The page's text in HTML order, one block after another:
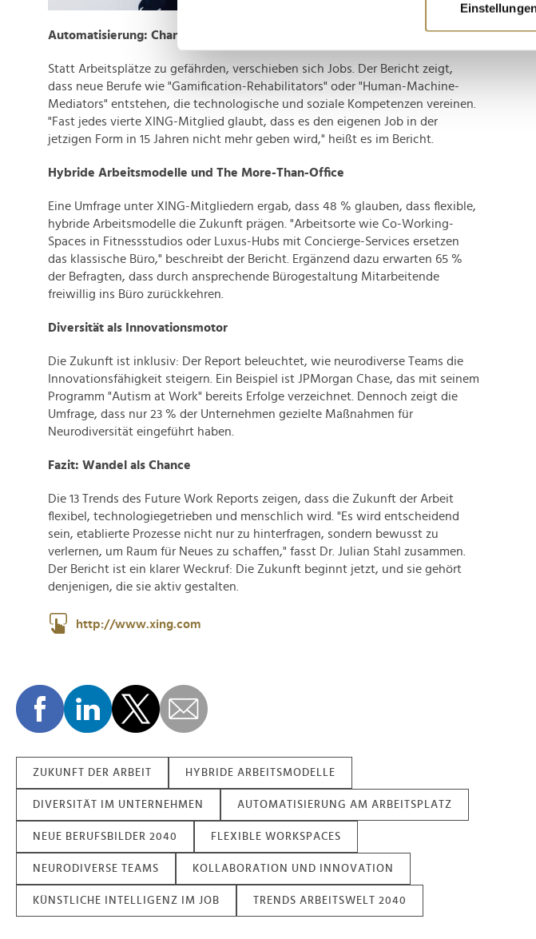
Erfahren Sie mehr darüber, wie Ihre persönlichen Daten
Wir verwenden Cookies, um Inhalte und Anzeigen zu
Website an unsere Partner für soziale Medien, Werbung
möglicherweise mit weiteren Daten zusammen, die Sie
Automatisierung: Chancen durch neue Berufsbilder
Statt Arbeitsplätze zu gefährden, verschieben sich Jobs. Der Bericht zeigt,
dass neue Berufe wie "Gamification-Rehabilitators" oder "Human-Machine-
Mediators" entstehen, die technologische und soziale Kompetenzen vereinen.
"Fast jedes vierte XING-Mitglied glaubt, dass es den eigenen Job in der
jetzigen Form in 15 Jahren nicht mehr geben wird," heißt es im Bericht.
Hybride Arbeitsmodelle und The More-Than-Office
Eine Umfrage unter XING-Mitgliedern ergab, dass 48 % glauben, dass flexible,
hybride Arbeitsmodelle die Zukunft prägen. "Arbeitsorte wie Co-Working-
Spaces in Fitnessstudios oder Luxus-Hubs mit Concierge-Services ersetzen
das klassische Büro," beschreibt der Bericht. Ergänzend dazu erwarten 65 %
der Befragten, dass durch ansprechende Bürogestaltung Mitarbeitende
freiwillig ins Büro zurückkehren.
Diversität als Innovationsmotor
Die Zukunft ist inklusiv: Der Report beleuchtet, wie neurodiverse Teams die
Innovationsfähigkeit steigern. Ein Beispiel ist JPMorgan Chase, das mit seinem
Programm "Autism at Work" bereits Erfolge verzeichnet. Dennoch zeigt die
Umfrage, dass nur 23 % der Unternehmen gezielte Maßnahmen für
Neurodiversität eingeführt haben.
Fazit: Wandel als Chance
Die 13 Trends des Future Work Reports zeigen, dass die Zukunft der Arbeit
flexibel, technologiegetrieben und menschlich wird. "Es wird entscheidend
sein, etablierte Prozesse nicht nur zu hinterfragen, sondern bewusst zu
verlernen, um Raum für Neues zu schaffen," fasst Dr. Julian Stahl zusammen.
Der Bericht ist ein klarer Weckruf: Die Zukunft beginnt jetzt, und sie gehört
denjenigen, die sie aktiv gestalten.
http://www.xing.com
ZUKUNFT DER ARBEIT HYBRIDE ARBEITSMODELLE
DIVERSITÄT IM UNTERNEHMEN AUTOMATISIERUNG AM ARBEITSPLATZ
NEUE BERUFSBILDER 2040 FLEXIBLE WORKSPACES
NEURODIVERSE TEAMS KOLLABORATION UND INNOVATION
KÜNSTLICHE INTELLIGENZ IM JOB TRENDS ARBEITSWELT 2040